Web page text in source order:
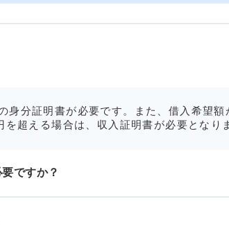
身分証明書が必要です。また、借入希望額
超える場合は、収入証明書が必要となり
ですか？